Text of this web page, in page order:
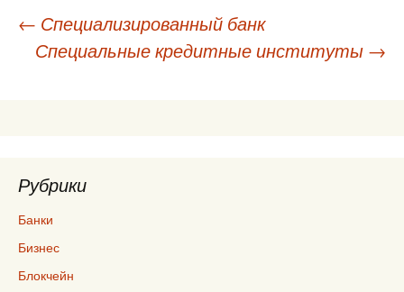
Навигация
← Специализированный банк
Специальные кредитные институты →
Рубрики
Банки
Бизнес
Блокчейн